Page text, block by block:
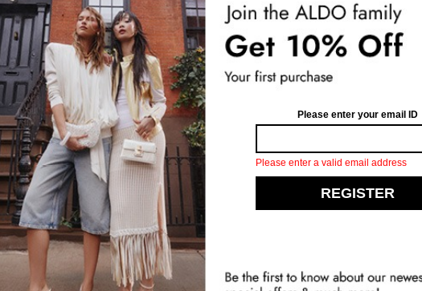
الحصول على نسخة من إيصالي؟
علي الدفع لإعادة طلبي؟
سوى خيار واحد لإرجاع طلبي عبر شركة التوصيل. هل
عن مزيد من المساعدة؟